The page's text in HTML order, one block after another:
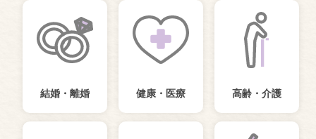
結婚・離婚 健康・医療 高齢・介護